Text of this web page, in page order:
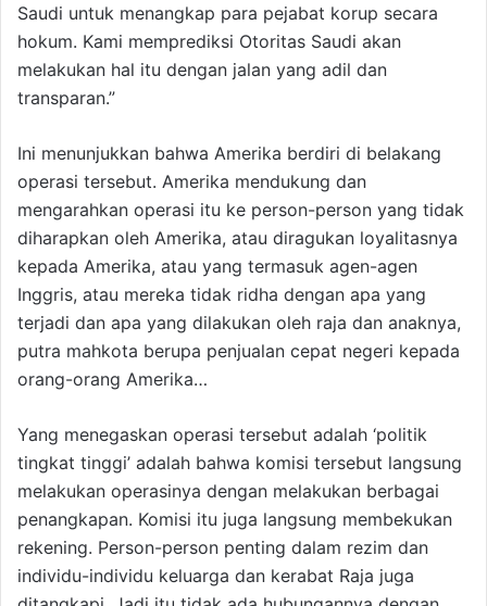
Saudi untuk menangkap para pejabat korup secara
hokum. Kami memprediksi Otoritas Saudi akan
melakukan hal itu dengan jalan yang adil dan
transparan.”
Ini menunjukkan bahwa Amerika berdiri di belakang
operasi tersebut. Amerika mendukung dan
mengarahkan operasi itu ke person-person yang tidak
diharapkan oleh Amerika, atau diragukan loyalitasnya
kepada Amerika, atau yang termasuk agen-agen
Inggris, atau mereka tidak ridha dengan apa yang
terjadi dan apa yang dilakukan oleh raja dan anaknya,
putra mahkota berupa penjualan cepat negeri kepada
orang-orang Amerika…
Yang menegaskan operasi tersebut adalah ‘politik
tingkat tinggi’ adalah bahwa komisi tersebut langsung
melakukan operasinya dengan melakukan berbagai
penangkapan. Komisi itu juga langsung membekukan
rekening. Person-person penting dalam rezim dan
individu-individu keluarga dan kerabat Raja juga